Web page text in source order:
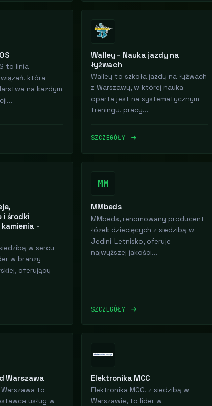
to linia
która
na każdym
Walley - Nauka jazdy na
łyżwach
Walley to szkoła jazdy na łyżwach
z Warszawy, w której nauka
oparta jest na systematycznym
treningu, pracy...
SZCZEGÓŁY
i środki
-
w sercu
w branży
oferujący
MM
MMbeds
MMbeds, renomowany producent
łóżek dziecięcych z siedzibą w
Jedlni-Letnisko, oferuje
najwyższej jakości...
SZCZEGÓŁY
Warszawa
Warszawa to
usług w
Elektronika MCC
Elektronika MCC, z siedzibą w
Warszawie, to lider w